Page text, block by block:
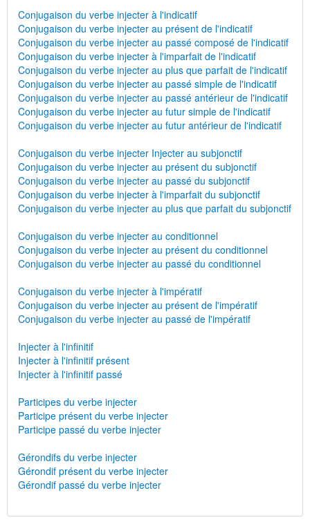
Conjugaison du verbe injecter à l'indicatif
Conjugaison du verbe injecter au présent de l'indicatif
Conjugaison du verbe injecter au passé composé de l'indicatif
Conjugaison du verbe injecter à l'imparfait de l'indicatif
Conjugaison du verbe injecter au plus que parfait de l'indicatif
Conjugaison du verbe injecter au passé simple de l'indicatif
Conjugaison du verbe injecter au passé antérieur de l'indicatif
Conjugaison du verbe injecter au futur simple de l'indicatif
Conjugaison du verbe injecter au futur antérieur de l'indicatif
Conjugaison du verbe injecter Injecter au subjonctif
Conjugaison du verbe injecter au présent du subjonctif
Conjugaison du verbe injecter au passé du subjonctif
Conjugaison du verbe injecter à l'imparfait du subjonctif
Conjugaison du verbe injecter au plus que parfait du subjonctif
Conjugaison du verbe injecter au conditionnel
Conjugaison du verbe injecter au présent du conditionnel
Conjugaison du verbe injecter au passé du conditionnel
Conjugaison du verbe injecter à l'impératif
Conjugaison du verbe injecter au présent de l'impératif
Conjugaison du verbe injecter au passé de l'impératif
Injecter à l'infinitif
Injecter à l'infinitif présent
Injecter à l'infinitif passé
Participes du verbe injecter
Participe présent du verbe injecter
Participe passé du verbe injecter
Gérondifs du verbe injecter
Gérondif présent du verbe injecter
Gérondif passé du verbe injecter